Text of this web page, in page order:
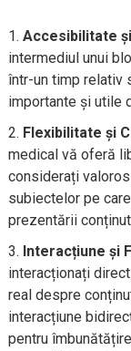
Accesibilitate
intermediul unui
într-un timp relativ
importante și utile
Flexibilitate și
medical vă oferă
considerați
subiectelor pe
prezentării
Interacțiune și
interacționați
real despre
interacțiune
pentru